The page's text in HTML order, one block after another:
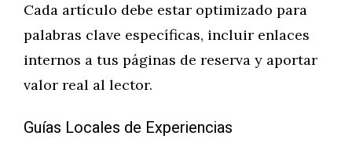
Cada artículo debe estar optimizado para
palabras clave específicas, incluir enlaces
internos a tus páginas de reserva y aportar
valor real al lector.
Guías Locales de Experiencias